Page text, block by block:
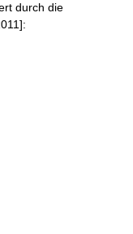
durch die